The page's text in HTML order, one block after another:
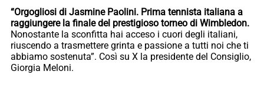
“Orgogliosi di Jasmine Paolini. Prima tennista italiana a
raggiungere la finale del prestigioso torneo di Wimbledon.
Nonostante la sconfitta hai acceso i cuori degli italiani,
riuscendo a trasmettere grinta e passione a tutti noi che ti
abbiamo sostenuta”. Così su X la presidente del Consiglio,
Giorgia Meloni.